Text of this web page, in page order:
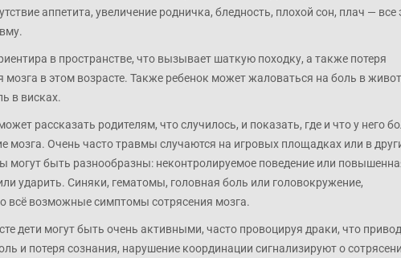
аппетита, увеличение родничка, бледность, плохой сон, плач — все
в пространстве, что вызывает шаткую походку, а также потеря
в этом возрасте. Также ребенок может жаловаться на боль в
в висках.
рассказать родителям, что случилось, и показать, где и что у него
мозга. Очень часто травмы случаются на игровых площадках или в
могут быть разнообразны: неконтролируемое поведение или
ударить. Синяки, гематомы, головная боль или головокружение,
всё возможные симптомы сотрясения мозга.
дети могут быть очень активными, часто провоцируя драки, что
и потеря сознания, нарушение координации сигнализируют о